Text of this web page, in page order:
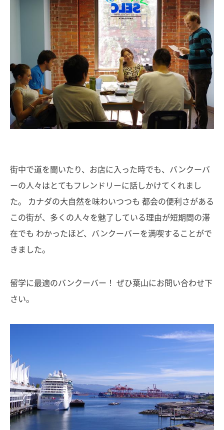
街中で道を聞いたり、お店に入った時でも、バンクーバ
ーの人々はとてもフレンドリーに話しかけてくれまし
た。 カナダの大自然を味わいつつも 都会の便利さがある
この街が、多くの人々を魅了している理由が短期間の滞
在でも わかったほど、バンクーバーを満喫することがで
きました。
留学に最適のバンクーバー！ ぜひ葉山にお問い合わせ下
さい。